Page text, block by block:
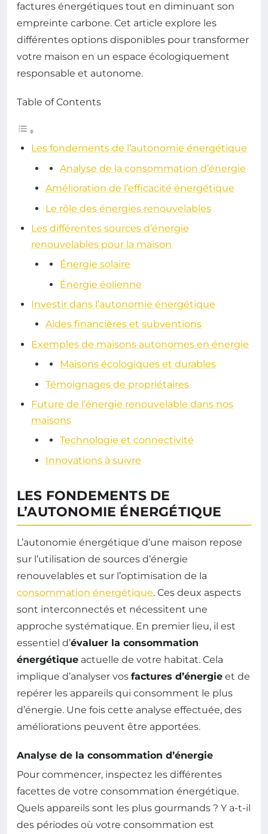
factures énergétiques tout en diminuant son
empreinte carbone. Cet article explore les
différentes options disponibles pour transformer
votre maison en un espace écologiquement
responsable et autonome.
Table of Contents
Les fondements de l’autonomie énergétique
Analyse de la consommation d’énergie
Amélioration de l’efficacité énergétique
Le rôle des énergies renouvelables
Les différentes sources d’énergie
renouvelables pour la maison
Énergie solaire
Énergie éolienne
Investir dans l’autonomie énergétique
Aides financières et subventions
Exemples de maisons autonomes en énergie
Maisons écologiques et durables
Témoignages de propriétaires
Future de l’énergie renouvelable dans nos
maisons
Technologie et connectivité
Innovations à suivre
LES FONDEMENTS DE
L’AUTONOMIE ÉNERGÉTIQUE
L’autonomie énergétique d’une maison repose
sur l’utilisation de sources d’énergie
renouvelables et sur l’optimisation de la
consommation énergétique. Ces deux aspects
sont interconnectés et nécessitent une
approche systématique. En premier lieu, il est
essentiel d’évaluer la consommation
énergétique actuelle de votre habitat. Cela
implique d’analyser vos factures d’énergie et de
repérer les appareils qui consomment le plus
d’énergie. Une fois cette analyse effectuée, des
améliorations peuvent être apportées.
Analyse de la consommation d’énergie
Pour commencer, inspectez les différentes
facettes de votre consommation énergétique.
Quels appareils sont les plus gourmands ? Y a-t-il
des périodes où votre consommation est